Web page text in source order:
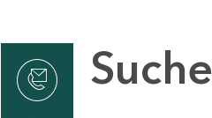
Suche